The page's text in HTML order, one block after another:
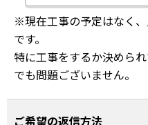
※現在工事の予定はなく
です。
特に工事をするか決めら
でも問題ございません。
ご希望の返信方法